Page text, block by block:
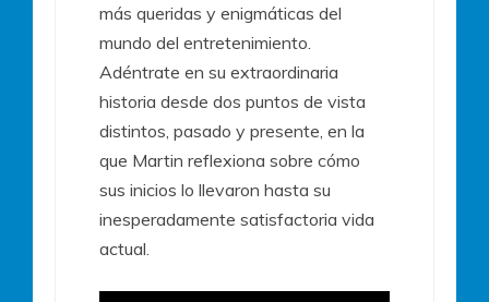
más queridas y enigmáticas del
mundo del entretenimiento.
Adéntrate en su extraordinaria
historia desde dos puntos de vista
distintos, pasado y presente, en la
que Martin reflexiona sobre cómo
sus inicios lo llevaron hasta su
inesperadamente satisfactoria vida
actual.